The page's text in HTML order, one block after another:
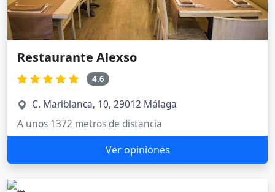
Restaurante Alexso
4.6
C. Mariblanca, 10, 29012 Málaga
A unos 1372 metros de distancia
Ver opiniones